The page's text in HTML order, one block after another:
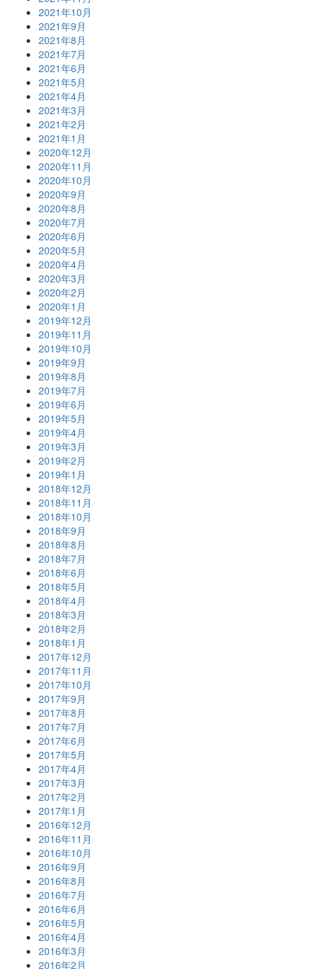
2021年10月
2021年9月
2021年8月
2021年7月
2021年6月
2021年5月
2021年4月
2021年3月
2021年2月
2021年1月
2020年12月
2020年11月
2020年10月
2020年9月
2020年8月
2020年7月
2020年6月
2020年5月
2020年4月
2020年3月
2020年2月
2020年1月
2019年12月
2019年11月
2019年10月
2019年9月
2019年8月
2019年7月
2019年6月
2019年5月
2019年4月
2019年3月
2019年2月
2019年1月
2018年12月
2018年11月
2018年10月
2018年9月
2018年8月
2018年7月
2018年6月
2018年5月
2018年4月
2018年3月
2018年2月
2018年1月
2017年12月
2017年11月
2017年10月
2017年9月
2017年8月
2017年7月
2017年6月
2017年5月
2017年4月
2017年3月
2017年2月
2017年1月
2016年12月
2016年11月
2016年10月
2016年9月
2016年8月
2016年7月
2016年6月
2016年5月
2016年4月
2016年3月
2016年2月